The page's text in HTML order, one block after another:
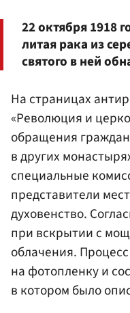
22 октября 1918
литая рака из
святого в ней
На страницах
«Революция и
обращения
в других
специальные
представители
духовенство.
при вскрытии с
облачения.
на фотопленку и
в котором было